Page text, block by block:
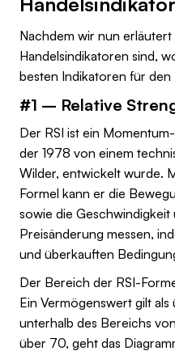
Nachdem wir nun erläutert
Handelsindikatoren sind,
besten Indikatoren für
#1 – Relative
Der RSI ist ein
der 1978 von einem
Wilder, entwickelt wurde.
Formel kann er die
sowie die Geschwindigkeit
Preisänderung messen,
und überkauften
Der Bereich der RSI-
Ein Vermögenswert gilt
unterhalb des Bereichs
über 70, geht das